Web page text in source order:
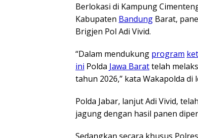
Berlokasi di Kampung
Kabupaten Bandung Barat,
Brigjen Pol Adi Vivid.
“Dalam mendukung program
ini Polda Jawa Barattelah
tahun 2026,” kata Wakapolda di
Polda Jabar, lanjut Adi Vivid,
jagung dengan hasil panen
Sedangkan secara khusus